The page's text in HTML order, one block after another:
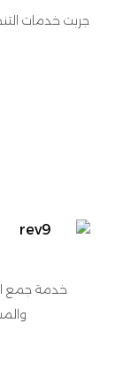
جربت خدمات
خدمة جمع